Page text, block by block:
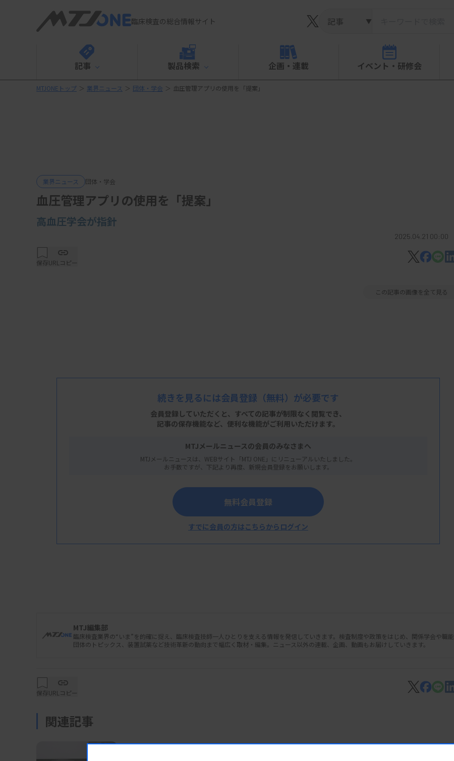
臨床検査の総合情報サイト ▼
記事 製品検索 企画・連載 イベント・研修会
MTJONEトップ ＞ 業界ニュース ＞ 団体・学会 ＞ 血圧管理アプリの使用を「提案」
業界ニュース 団体・学会
血圧管理アプリの使用を「提案」
高血圧学会が指針
2025.04.21 00:00
保存URLコピー
この記事の画像を全て見る
めた。18歳以上の高血圧者が血圧管理のスマートフォンアプリを使用することを「提案
する」と指摘した。複数の文献のシステマチックレビューの結果、6カ月後の診察室収縮
はエビデンスが不十分とした。
指針の作成委員会の有馬久富委員長（福岡大学）は4月3日のプレスセミナーで、「血圧
続きを見るには会員登録 （無料）が必要です
会員登録していただくと、すべての記事が制限なく閲覧でき、
記事の保存機能など、便利な機能がご利用いただけます。
MTJメールニュースの会員のみなさまへ
MTJメールニュースは、WEBサイト「MTJ ONE」にリニューアルいたしました。
お手数ですが、下記より再度、新規会員登録をお願いします。
無料会員登録
すでに会員の方はこちらからログイン
MTJ編集部
臨床検査業界の“いま”を的確に捉え、臨床検査技師一人ひとりを支える情報を発信していきます。検査制度や政策をはじめ、関係学会や職能
団体のトピックス、装置試薬など技術革新の動向まで幅広く取材・編集。ニュース以外の連載、企画、動画もお届けしていきます。
保存URLコピー
関連記事